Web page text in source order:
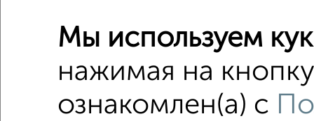
3-к
Поиск по
на
Мы используем
нажимая на
ознакомлен(а) с